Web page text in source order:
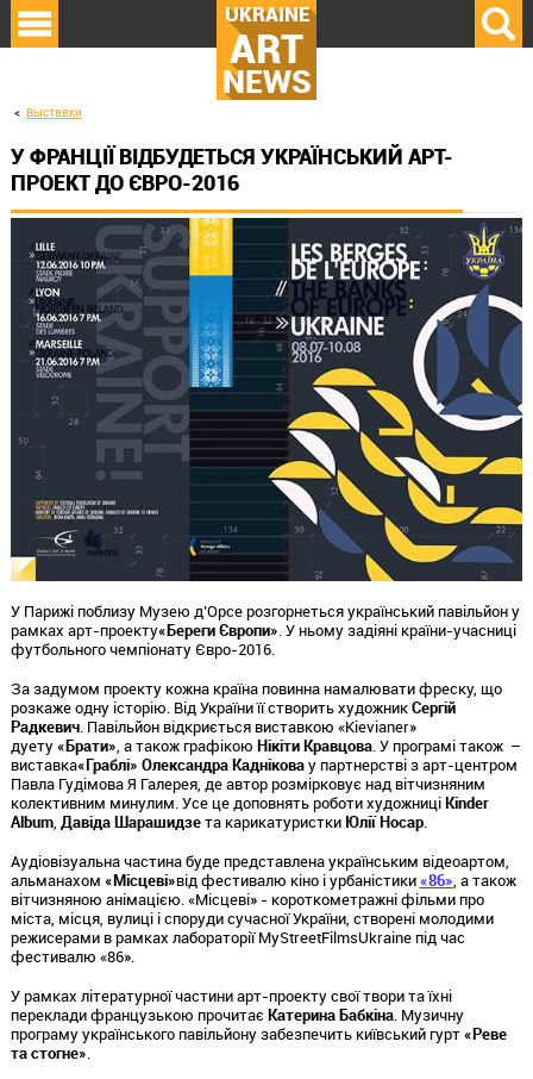
UKRAINE
ART
NEWS
Выставки
У ФРАНЦІЇ ВІДБУДЕТЬСЯ УКРАЇНСЬКИЙ АРТ-
ПРОЕКТ ДО ЄВРО-2016
У Парижі поблизу Музею д’Орсе розгорнеться український павільйон у
рамках арт-проекту«Береги Європи». У ньому задіяні країни-учасниці
футбольного чемпіонату Євро-2016.
За задумом проекту кожна країна повинна намалювати фреску, що
розкаже одну історію. Від України її створить художникСергій
Радкевич. Павільйон відкриється виставкою «Kievianer»
дуету«Брати», а також графікою Нікіти Кравцова. У програмі також –
виставка«Граблі» Олександра Кадніковау партнерстві з арт-центром
Павла Гудімова Я Галерея, де автор розмірковує над вітчизняним
колективним минулим. Усе це доповнять роботи художниціKinder
Album, Давіда Шарашидзета карикатуристки Юлії Носар.
Аудіовізуальна частина буде представлена українським відеоартом,
альманахом «Місцеві»від фестивалю кіно і урбаністики«86», а також
вітчизняною анімацією. «Місцеві» - короткометражні фільми про
міста, місця, вулиці і споруди сучасної України, створені молодими
режисерами в рамках лабораторії MyStreetFilmsUkraine під час
фестивалю «86».
У рамках літературної частини арт-проекту свої твори та їхні
переклади французькою прочитає Катерина Бабкіна. Музичну
програму українського павільйону забезпечить київський гурт«Реве
та стогне».